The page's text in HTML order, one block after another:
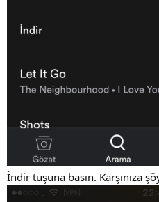
İndir tuşuna basın. Karşınıza